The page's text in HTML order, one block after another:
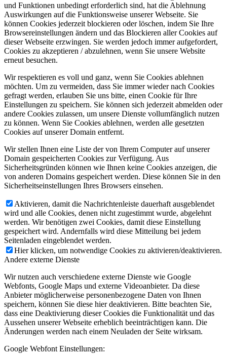
und Funktionen unbedingt erforderlich sind, hat die Ablehnung
Auswirkungen auf die Funktionsweise unserer Webseite. Sie
können Cookies jederzeit blockieren oder löschen, indem Sie Ihre
Browsereinstellungen ändern und das Blockieren aller Cookies auf
dieser Webseite erzwingen. Sie werden jedoch immer aufgefordert,
Cookies zu akzeptieren / abzulehnen, wenn Sie unsere Website
erneut besuchen.
Wir respektieren es voll und ganz, wenn Sie Cookies ablehnen
möchten. Um zu vermeiden, dass Sie immer wieder nach Cookies
gefragt werden, erlauben Sie uns bitte, einen Cookie für Ihre
Einstellungen zu speichern. Sie können sich jederzeit abmelden oder
andere Cookies zulassen, um unsere Dienste vollumfänglich nutzen
zu können. Wenn Sie Cookies ablehnen, werden alle gesetzten
Cookies auf unserer Domain entfernt.
Wir stellen Ihnen eine Liste der von Ihrem Computer auf unserer
Domain gespeicherten Cookies zur Verfügung. Aus
Sicherheitsgründen können wie Ihnen keine Cookies anzeigen, die
von anderen Domains gespeichert werden. Diese können Sie in den
Sicherheitseinstellungen Ihres Browsers einsehen.
Aktivieren, damit die Nachrichtenleiste dauerhaft ausgeblendet
wird und alle Cookies, denen nicht zugestimmt wurde, abgelehnt
werden. Wir benötigen zwei Cookies, damit diese Einstellung
gespeichert wird. Andernfalls wird diese Mitteilung bei jedem
Seitenladen eingeblendet werden.
Hier klicken, um notwendige Cookies zu aktivieren/deaktivieren.
Andere externe Dienste
Wir nutzen auch verschiedene externe Dienste wie Google
Webfonts, Google Maps und externe Videoanbieter. Da diese
Anbieter möglicherweise personenbezogene Daten von Ihnen
speichern, können Sie diese hier deaktivieren. Bitte beachten Sie,
dass eine Deaktivierung dieser Cookies die Funktionalität und das
Aussehen unserer Webseite erheblich beeinträchtigen kann. Die
Änderungen werden nach einem Neuladen der Seite wirksam.
Google Webfont Einstellungen: